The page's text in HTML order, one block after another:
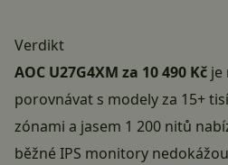
Verdikt
AOC U27G4XM za 10 490 Kč je
porovnávat s modely za 15+
zónami a jasem 1 200 nitů
běžné IPS monitory